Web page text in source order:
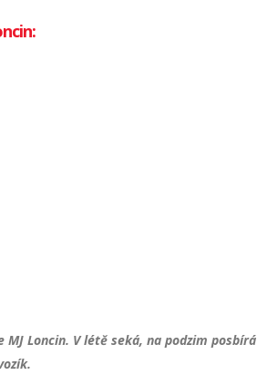
MJ Loncin. V létě seká, na podzim posbírá